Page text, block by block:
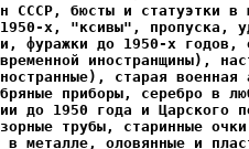
СССР, бюсты и статуэтки в
х, "ксивы", пропуска,